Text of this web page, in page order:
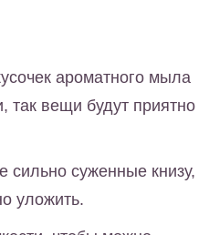
ароматного мыла
так вещи будут приятно
сильно суженные книзу,
уложить.